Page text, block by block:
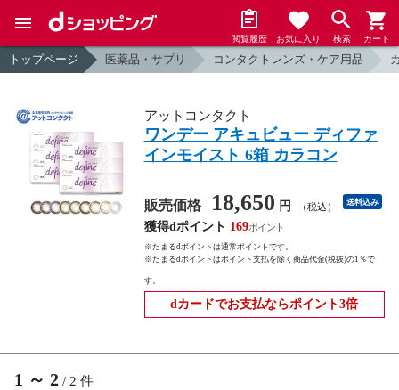
閲覧履歴 お気に入り 検索 カート
トップページ 医薬品・サプリ コンタクトレンズ・ケア用品
アットコンタクト
ワンデー アキュビュー ディファ
インモイスト 6箱 カラコン
販売価格 18,650 円 （税込） 送料込み
獲得dポイント 169
※たまるdポイントは通常ポイントです。
※たまるdポイントはポイント支払を除く商品代金(税抜)の1％で
す。
dカードでお支払ならポイント3倍
1 ～ 2 / 2 件